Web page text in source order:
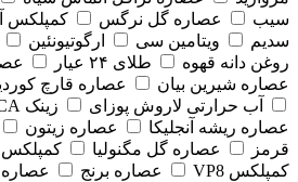
سیب
عصاره گل نرگس کمپلکس
سدیم
ویتامین سی ارگوتیونئین
روغن دانه قهوه
طلای ۲۴ عیار
عصاره شیرین بیان
عصاره قارچ
آب حرارتی لاروش پوزای
زینک PCA
عصاره ریشه آنجلیکا
عصاره زیتون
قرمز
عصاره گل مگنولیا
کمپلکس KURENAI-TruLift
کمپلکس VP8
عصاره برنج
عصاره